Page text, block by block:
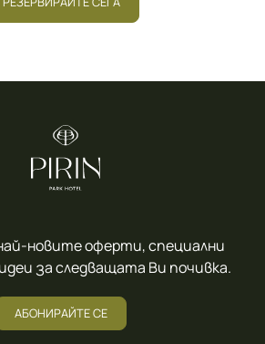
новите оферти, специални
за следващата Ви почивка.
АБОНИРАЙТЕ СЕ